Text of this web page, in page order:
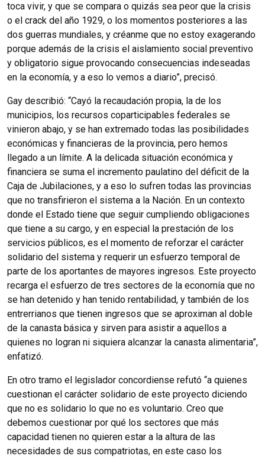
toca vivir, y que se compara o quizás sea peor que la crisis
o el crack del año 1929, o los momentos posteriores a las
dos guerras mundiales, y créanme que no estoy exagerando
porque además de la crisis el aislamiento social preventivo
y obligatorio sigue provocando consecuencias indeseadas
en la economía, y a eso lo vemos a diario”, precisó.
Gay describió: “Cayó la recaudación propia, la de los
municipios, los recursos coparticipables federales se
vinieron abajo, y se han extremado todas las posibilidades
económicas y financieras de la provincia, pero hemos
llegado a un límite. A la delicada situación económica y
financiera se suma el incremento paulatino del déficit de la
Caja de Jubilaciones, y a eso lo sufren todas las provincias
que no transfirieron el sistema a la Nación. En un contexto
donde el Estado tiene que seguir cumpliendo obligaciones
que tiene a su cargo, y en especial la prestación de los
servicios públicos, es el momento de reforzar el carácter
solidario del sistema y requerir un esfuerzo temporal de
parte de los aportantes de mayores ingresos. Este proyecto
recarga el esfuerzo de tres sectores de la economía que no
se han detenido y han tenido rentabilidad, y también de los
entrerrianos que tienen ingresos que se aproximan al doble
de la canasta básica y sirven para asistir a aquellos a
quienes no logran ni siquiera alcanzar la canasta alimentaria”,
enfatizó.
En otro tramo el legislador concordiense refutó “a quienes
cuestionan el carácter solidario de este proyecto diciendo
que no es solidario lo que no es voluntario. Creo que
debemos cuestionar por qué los sectores que más
capacidad tienen no quieren estar a la altura de las
necesidades de sus compatriotas, en este caso los